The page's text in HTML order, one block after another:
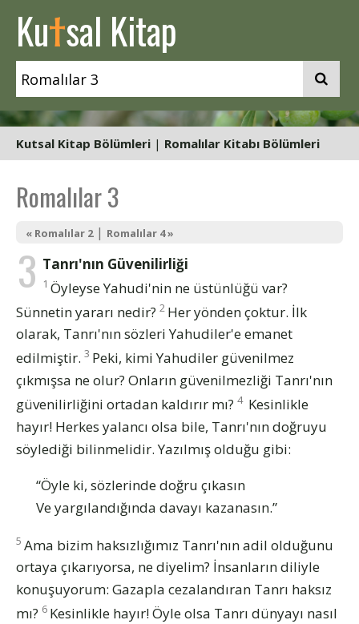
Kutsal Kitap
Kutsal Kitap Bölümleri | Romalılar Kitabı Bölümleri
Romalılar 3
« Romalılar 2| Romalılar 4 »
3 Tanrı'nın Güvenilirliği
1 Öyleyse Yahudi'nin ne üstünlüğü var?
Sünnetin yararı nedir? 2 Her yönden çoktur. İlk
olarak, Tanrı'nın sözleri Yahudiler'e emanet
edilmiştir. 3 Peki, kimi Yahudiler güvenilmez
çıkmışsa ne olur? Onların güvenilmezliği Tanrı'nın
güvenilirliğini ortadan kaldırır mı? 4 Kesinlikle
hayır! Herkes yalancı olsa bile, Tanrı'nın doğruyu
söylediği bilinmelidir. Yazılmış olduğu gibi:
“Öyle ki, sözlerinde doğru çıkasın
Ve yargılandığında davayı kazanasın.”
5 Ama bizim haksızlığımız Tanrı'nın adil olduğunu
ortaya çıkarıyorsa, ne diyelim? İnsanların diliyle
konuşuyorum: Gazapla cezalandıran Tanrı haksız
mı? 6 Kesinlikle hayır! Öyle olsa Tanrı dünyayı nasıl